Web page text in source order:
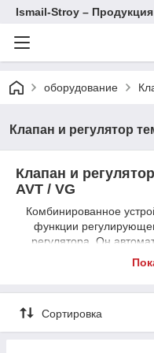
Ismail-Stroy –
оборудование
Клапан и регулятор
Клапан и
AVT / VG
Комбинированное
функции
регулятора. Он
температуру в системе
Доступные
регулирования: 5–70
PN 25. Корпус — латунь
элемент — сплав;
Сортировка